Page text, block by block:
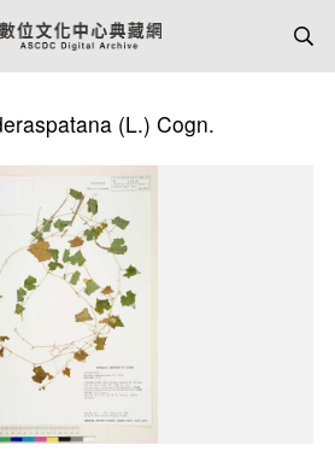
(L.) Cogn.